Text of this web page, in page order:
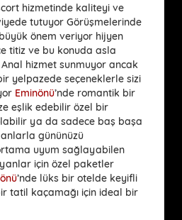
hizmetinde kaliteyi ve
tutuyor Görüşmelerinde
önem veriyor hijyen
titiz ve bu konuda asla
hizmet sunmuyor ancak
yelpazede seçeneklerle sizi
Eminönü’nde romantik bir
eşlik edebilir özel bir
ya da sadece baş başa
gününüzü
uyum sağlayabilen
için özel paketler
’nde lüks bir otelde keyifli
tatil kaçamağı için ideal bir